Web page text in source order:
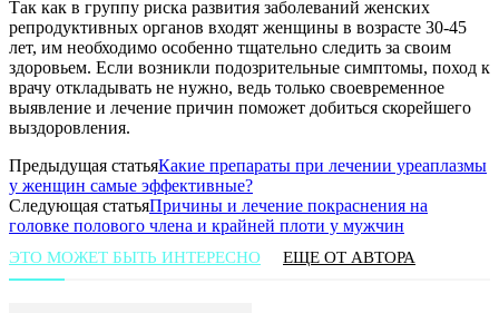
Так как в группу риска развития заболеваний женских
репродуктивных органов входят женщины в возрасте 30-45
лет, им необходимо особенно тщательно следить за своим
здоровьем. Если возникли подозрительные симптомы, поход к
врачу откладывать не нужно, ведь только своевременное
выявление и лечение причин поможет добиться скорейшего
выздоровления.
Предыдущая статьяКакие препараты при лечении уреаплазмы
у женщин самые эффективные?
Следующая статьяПричины и лечение покраснения на
головке полового члена и крайней плоти у мужчин
ЭТО МОЖЕТ БЫТЬ ИНТЕРЕСНО ЕЩЕ ОТ АВТОРА